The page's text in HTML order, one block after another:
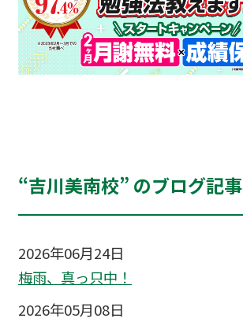
“吉川美南校” のブログ記事
2026年06月24日
梅雨、真っ只中！
2026年05月08日